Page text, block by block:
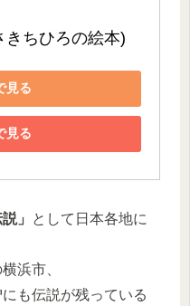
きちひろの絵本)
見る
見る
」
として日本各地に
浜市、
も伝説が残っている